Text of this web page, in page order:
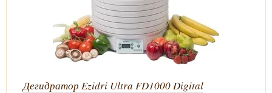
Дегидратор Ezidri Ultra FD1000 Digital